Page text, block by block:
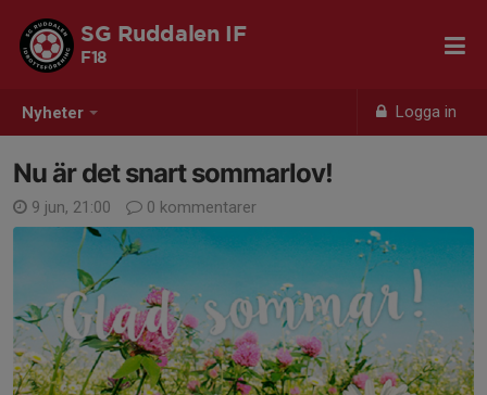
Nyheter Logga in
SG Ruddalen IF
F18
Nu är det snart sommarlov!
9 jun, 21:00 0 kommentarer